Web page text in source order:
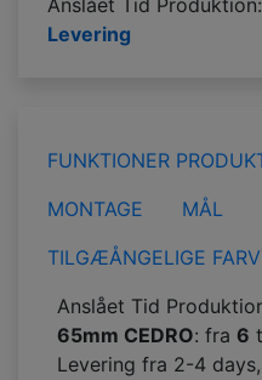
Anslået Tid Produktion:
Levering
FUNKTIONER
MONTAGE
MÅL
TILGÆÅNGELIGE
Anslået Tid
65mm CEDRO: fra 6
Levering fra 2-4